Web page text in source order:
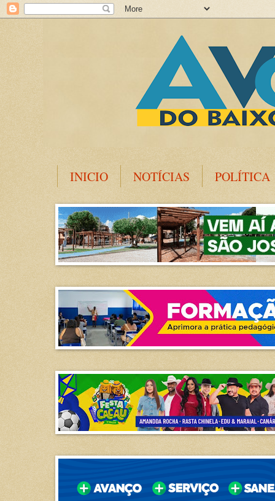
INICIO NOTÍCIAS POLÍTICA